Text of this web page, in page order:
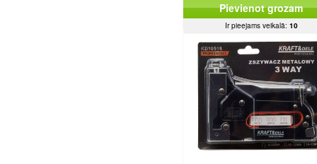
Pievienot grozam
Ir pieejams veikalā: 10